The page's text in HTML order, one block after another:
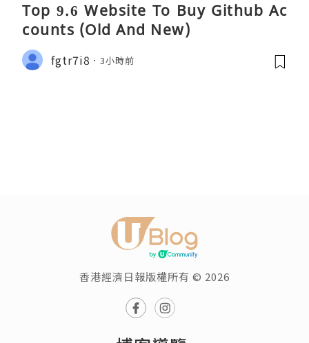
Top 9.6 Website To Buy Github Ac
counts (Old And New)
fgtr7i8 3小時前
香港經濟日報版權所有 © 2026